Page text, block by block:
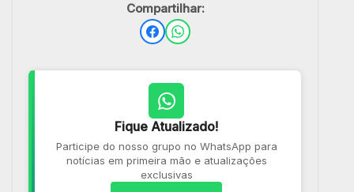
Compartilhar:
Fique Atualizado!
Participe do nosso grupo no WhatsApp para
notícias em primeira mão e atualizações
exclusivas